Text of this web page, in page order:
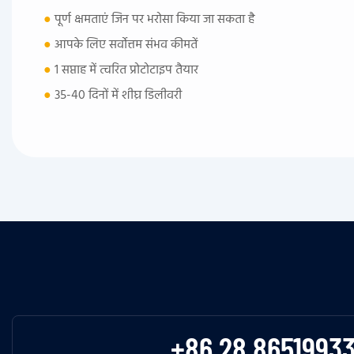
●पूर्ण क्षमताएं जिन पर भरोसा किया जा सकता है
●आपके लिए सर्वोत्तम संभव कीमतें
●1 सप्ताह में त्वरित प्रोटोटाइप तैयार
●35-40 दिनों में शीघ्र डिलीवरी